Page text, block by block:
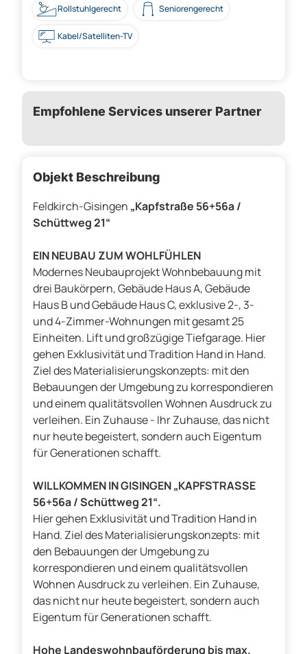
Rollstuhlgerecht Seniorengerecht
Kabel/Satelliten-TV
Empfohlene Services unserer Partner
Objekt Beschreibung
Feldkirch-Gisingen „Kapfstraße 56+56a /
Schüttweg 21“
EIN NEUBAU ZUM WOHLFÜHLEN
Modernes Neubauprojekt Wohnbebauung mit
drei Baukörpern, Gebäude Haus A, Gebäude
Haus B und Gebäude Haus C, exklusive 2-, 3-
und 4-Zimmer-Wohnungen mit gesamt 25
Einheiten. Lift und großzügige Tiefgarage. Hier
gehen Exklusivität und Tradition Hand in Hand.
Ziel des Materialisierungskonzepts: mit den
Bebauungen der Umgebung zu korrespondieren
und einem qualitätsvollen Wohnen Ausdruck zu
verleihen. Ein Zuhause - Ihr Zuhause, das nicht
nur heute begeistert, sondern auch Eigentum
für Generationen schafft.
WILLKOMMEN IN GISINGEN „KAPFSTRASSE
56+56a / Schüttweg 21“.
Hier gehen Exklusivität und Tradition Hand in
Hand. Ziel des Materialisierungskonzepts: mit
den Bebauungen der Umgebung zu
korrespondieren und einem qualitätsvollen
Wohnen Ausdruck zu verleihen. Ein Zuhause,
das nicht nur heute begeistert, sondern auch
Eigentum für Generationen schafft.
Hohe Landeswohnbauförderung bis max.